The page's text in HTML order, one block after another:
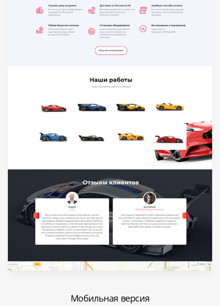
Мобильная версия